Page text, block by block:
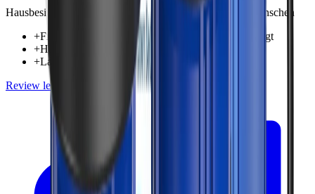
Hausbesitzer, die eine umfassende Wasseraufbereitung wünschen
+Filtert sämtliches Wasser, das in das Zuhause gelangt
+Hohe Durchflussrate und Kapazität
+Langlebige Filterpatronen
Review lesen